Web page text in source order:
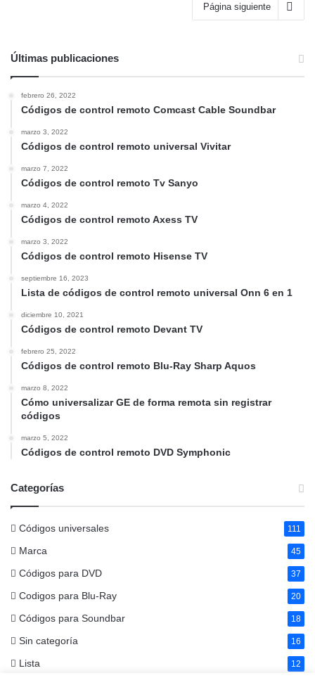
Página siguiente
Últimas publicaciones
febrero 26, 2022
Códigos de control remoto Comcast Cable Soundbar
marzo 3, 2022
Códigos de control remoto universal Vivitar
marzo 7, 2022
Códigos de control remoto Tv Sanyo
marzo 4, 2022
Códigos de control remoto Axess TV
marzo 3, 2022
Códigos de control remoto Hisense TV
septiembre 16, 2023
Lista de códigos de control remoto universal Onn 6 en 1
diciembre 10, 2021
Códigos de control remoto Devant TV
febrero 25, 2022
Códigos de control remoto Blu-Ray Sharp Aquos
marzo 8, 2022
Cómo universalizar GE de forma remota sin registrar
códigos
marzo 5, 2022
Códigos de control remoto DVD Symphonic
Categorías
Códigos universales 111
Marca 45
Códigos para DVD 37
Codigos para Blu-Ray 20
Códigos para Soundbar 18
Sin categoría 16
Lista 12